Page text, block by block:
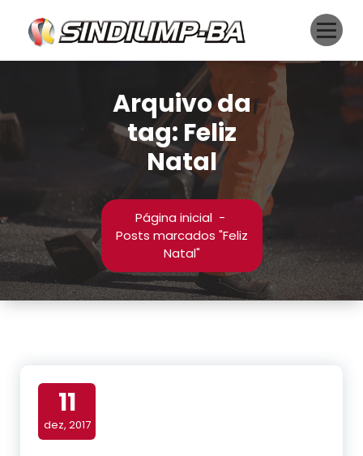
conteúdo
Arquivo da
tag: Feliz
Natal
Página inicial-
Posts marcados "Feliz
Natal"
11
dez, 2017